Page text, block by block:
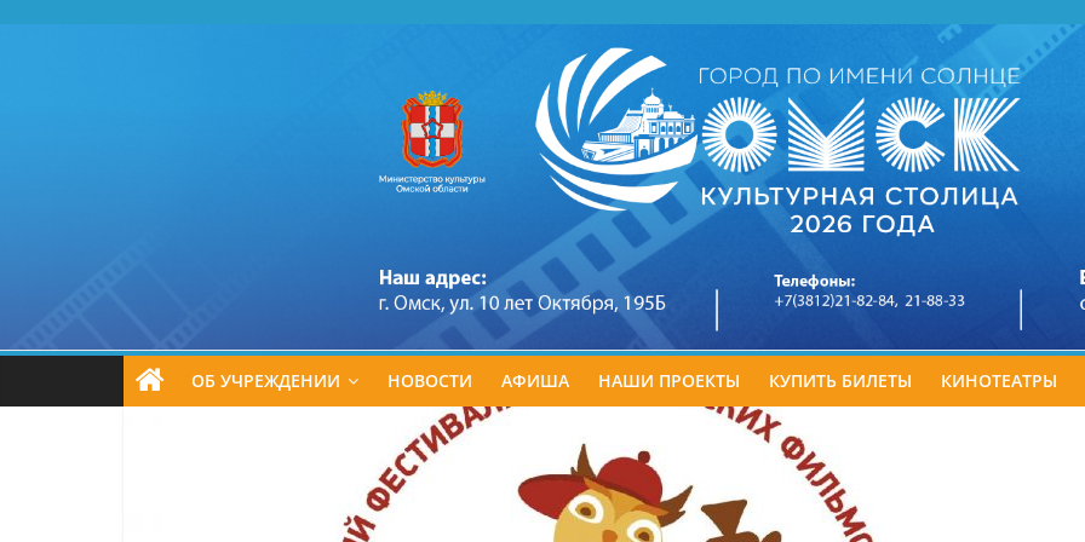
ОБ УЧРЕЖДЕНИИ НОВОСТИ АФИША НАШИ ПРОЕКТЫ КУПИТЬ БИЛЕТЫ КИНОТЕАТРЫ